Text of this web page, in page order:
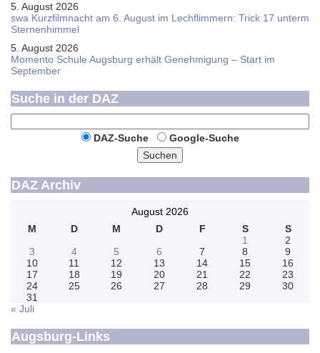
5. August 2026
swa Kurz­film­nacht am 6. August im Lech­flim­mern: Trick 17 unterm
Sternen­himmel
5. August 2026
Momento Schule Augsburg erhält Genehmigung – Start im
September
Suche in der DAZ
DAZ-Suche
Google-Suche
Suchen
DAZ Archiv
August 2026
M
D M D F S
S
1
2
3
4 5 6 7 8
9
10
11 12 13 14 15
16
17
18 19 20 21 22
23
24
25 26 27 28 29
30
31
« Juli
Augsburg-Links